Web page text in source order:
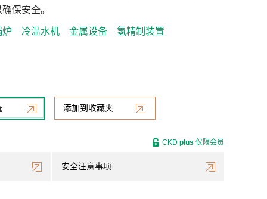
保安全。
炉 冷温水机 金属设备 氢精制装置
添加到收藏夹
安全注意事项
CKD plus 仅限会员